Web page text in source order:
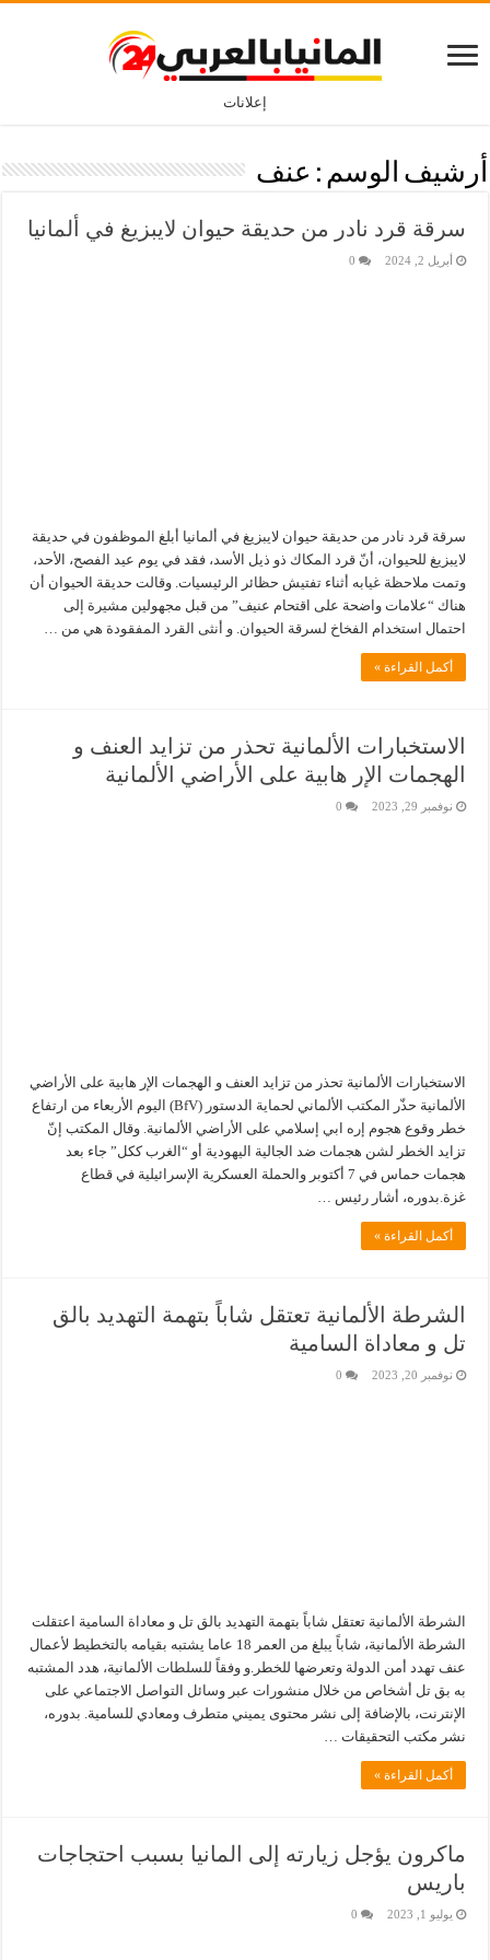
إعلانات
أرشيف الوسم : عنف
سرقة قرد نادر من حديقة حيوان لايبزيغ في ألمانيا
أبريل 2, 2024 0
سرقة قرد نادر من حديقة حيوان لايبزيغ في ألمانيا أبلغ الموظفون في حديقة
لايبزيغ للحيوان، أنّ قرد المكاك ذو ذيل الأسد، فقد في يوم عيد الفصح، الأحد،
وتمت ملاحظة غيابه أثناء تفتيش حظائر الرئيسيات. وقالت حديقة الحيوان أن
هناك “علامات واضحة على اقتحام عنيف” من قبل مجهولين مشيرة إلى
احتمال استخدام الفخاخ لسرقة الحيوان. و أنثى القرد المفقودة هي من …
أكمل القراءة »
الاستخبارات الألمانية تحذر من تزايد العنف و
الهجمات الإر هابية على الأراضي الألمانية
نوفمبر 29, 2023 0
الاستخبارات الألمانية تحذر من تزايد العنف و الهجمات الإر هابية على الأراضي
الألمانية حذّر المكتب الألماني لحماية الدستور (BfV) اليوم الأربعاء من ارتفاع
خطر وقوع هجوم إره ابي إسلامي على الأراضي الألمانية. وقال المكتب إنّ
تزايد الخطر لشن هجمات ضد الجالية اليهودية أو “الغرب ككل” جاء بعد
هجمات حماس في 7 أكتوبر والحملة العسكرية الإسرائيلية في قطاع
غزة.بدوره، أشار رئيس …
أكمل القراءة »
الشرطة الألمانية تعتقل شاباً بتهمة التهديد بالق
تل و معاداة السامية
نوفمبر 20, 2023 0
الشرطة الألمانية تعتقل شاباً بتهمة التهديد بالق تل و معاداة السامية اعتقلت
الشرطة الألمانية، شاباً يبلغ من العمر 18 عاما يشتبه بقيامه بالتخطيط لأعمال
عنف تهدد أمن الدولة وتعرضها للخطر.و وفقاً للسلطات الألمانية، هدد المشتبه
به بق تل أشخاص من خلال منشورات عبر وسائل التواصل الاجتماعي على
الإنترنت، بالإضافة إلى نشر محتوى يميني متطرف ومعادي للسامية. بدوره،
نشر مكتب التحقيقات …
أكمل القراءة »
ماكرون يؤجل زيارته إلى المانيا بسبب احتجاجات
باريس
يوليو 1, 2023 0